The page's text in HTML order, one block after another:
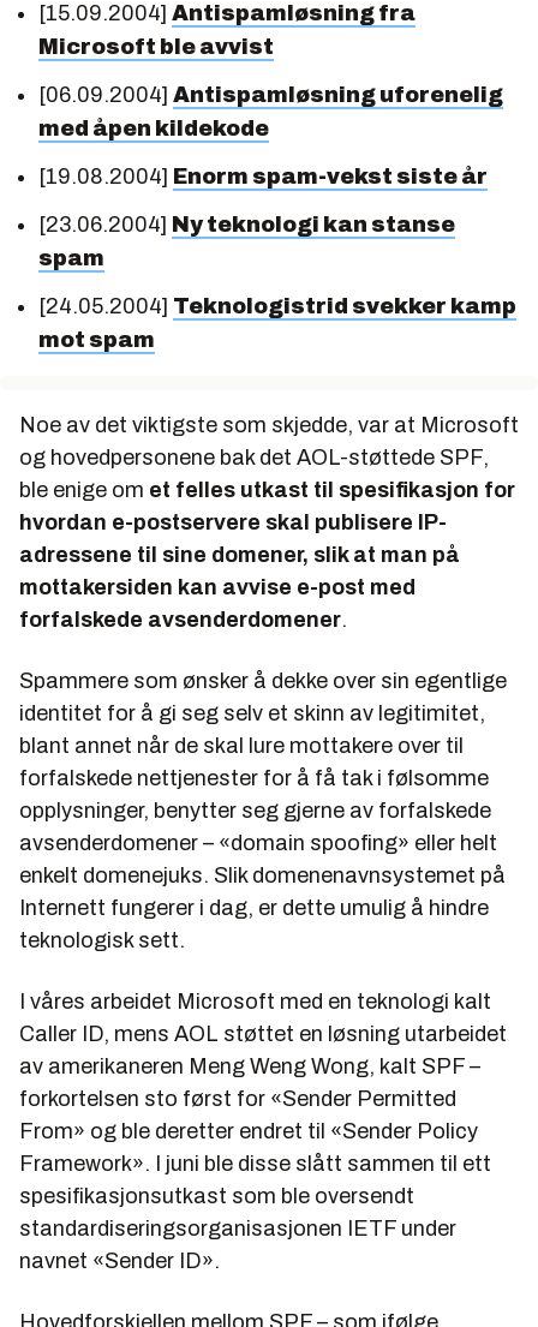
[15.09.2004] Antispamløsning fra
Microsoft ble avvist
[06.09.2004] Antispamløsning uforenelig
med åpen kildekode
[19.08.2004] Enorm spam-vekst siste år
[23.06.2004] Ny teknologi kan stanse
spam
[24.05.2004] Teknologistrid svekker kamp
mot spam
Noe av det viktigste som skjedde, var at Microsoft
og hovedpersonene bak det AOL-støttede SPF,
ble enige om et felles utkast til spesifikasjon for
hvordan e-postservere skal publisere IP-
adressene til sine domener, slik at man på
mottakersiden kan avvise e-post med
forfalskede avsenderdomener.
Spammere som ønsker å dekke over sin egentlige
identitet for å gi seg selv et skinn av legitimitet,
blant annet når de skal lure mottakere over til
forfalskede nettjenester for å få tak i følsomme
opplysninger, benytter seg gjerne av forfalskede
avsenderdomener – «domain spoofing» eller helt
enkelt domenejuks. Slik domenenavnsystemet på
Internett fungerer i dag, er dette umulig å hindre
teknologisk sett.
I våres arbeidet Microsoft med en teknologi kalt
Caller ID, mens AOL støttet en løsning utarbeidet
av amerikaneren Meng Weng Wong, kalt SPF –
forkortelsen sto først for «Sender Permitted
From» og ble deretter endret til «Sender Policy
Framework». I juni ble disse slått sammen til ett
spesifikasjonsutkast som ble oversendt
standardiseringsorganisasjonen IETF under
navnet «Sender ID».
Hovedforskjellen mellom SPF – som ifølge